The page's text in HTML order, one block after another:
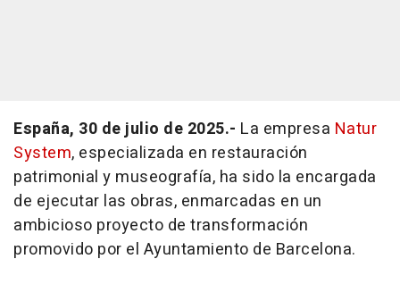
España, 30 de julio de 2025.- La empresa Natur
System, especializada en restauración
patrimonial y museografía, ha sido la encargada
de ejecutar las obras, enmarcadas en un
ambicioso proyecto de transformación
promovido por el Ayuntamiento de Barcelona.